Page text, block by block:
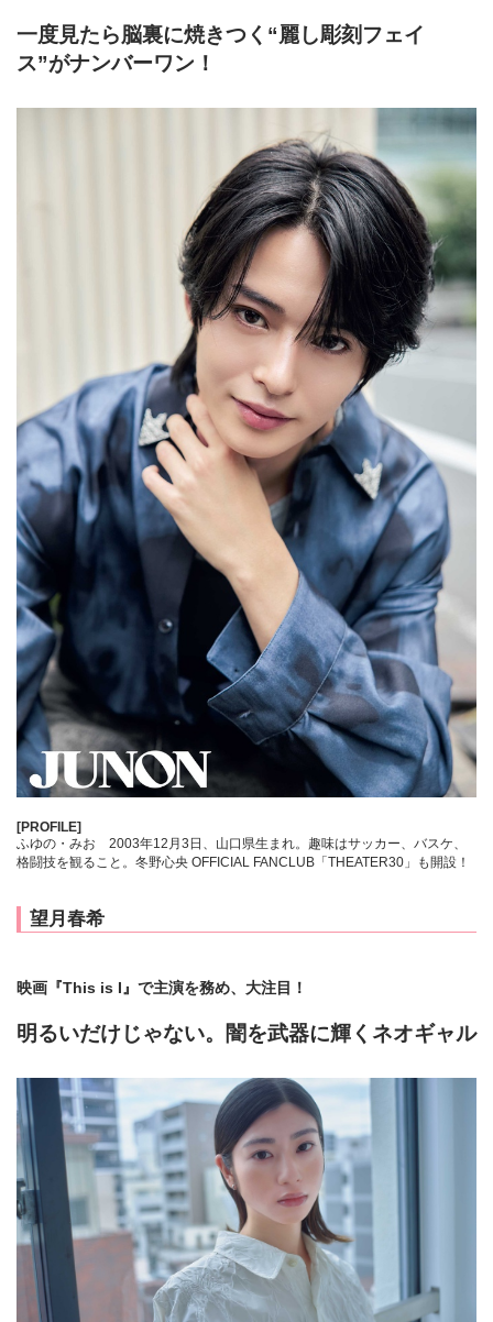
一度見たら脳裏に焼きつく“麗し彫刻フェイ
ス”がナンバーワン！
[PROFILE]
ふゆの・みお 2003年12月3日、山口県生まれ。趣味はサッカー、バスケ、
格闘技を観ること。冬野心央 OFFICIAL FANCLUB「THEATER30」も開設！
望月春希
映画『This is I』で主演を務め、大注目！
明るいだけじゃない。闇を武器に輝くネオギャル